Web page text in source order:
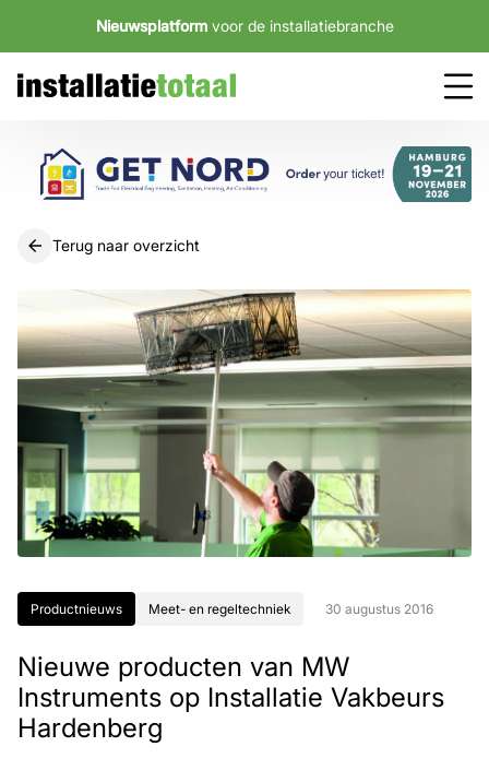
Nieuwsplatform voor de installatiebranche
Terug naar overzicht
Productnieuws Meet- en regeltechniek 30 augustus 2016
Nieuwe producten van MW
Instruments op Installatie Vakbeurs
Hardenberg